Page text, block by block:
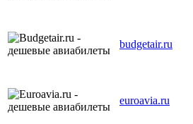
budgetair.ru
euroavia.ru